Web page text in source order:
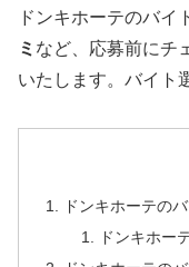
ドンキホーテのバイ
ミ など、応募前にチ
いたします。バイト
ドンキホーテの
ドンキホー